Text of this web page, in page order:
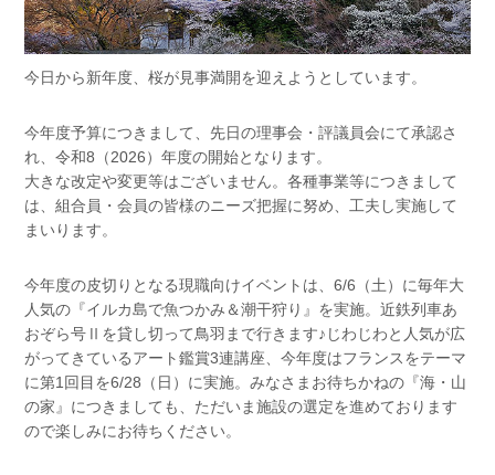
今日から新年度、桜が見事満開を迎えようとしています。
今年度予算につきまして、先日の理事会・評議員会にて承認さ
れ、令和8（2026）年度の開始となります。
大きな改定や変更等はございません。各種事業等につきまして
は、組合員・会員の皆様のニーズ把握に努め、工夫し実施して
まいります。
今年度の皮切りとなる現職向けイベントは、6/6（土）に毎年大
人気の『イルカ島で魚つかみ＆潮干狩り』を実施。近鉄列車あ
おぞら号Ⅱを貸し切って鳥羽まで行きます♪じわじわと人気が広
がってきているアート鑑賞3連講座、今年度はフランスをテーマ
に第1回目を6/28（日）に実施。みなさまお待ちかねの『海・山
の家』につきましても、ただいま施設の選定を進めております
ので楽しみにお待ちください。